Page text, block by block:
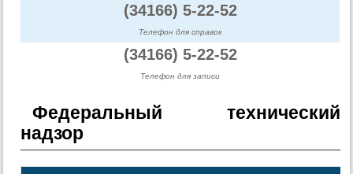
(34166) 5-22-52
Телефон для справок
(34166) 5-22-52
Телефон для записи
Федеральный технический
надзор